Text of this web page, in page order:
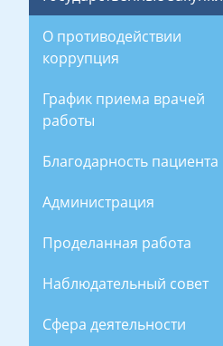
О противодействии
коррупция
График приема врачей
работы
Благодарность пациента
Администрация
Проделанная работа
Наблюдательный совет
Сфера деятельности